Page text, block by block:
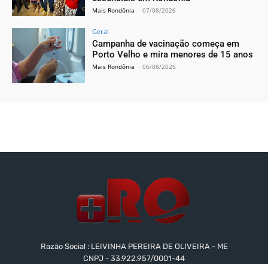
Mais Rondônia - 07/08/2026
Geral
Campanha de vacinação começa em
Porto Velho e mira menores de 15 anos
Mais Rondônia - 06/08/2026
Razão Social : LEIVINHA PEREIRA DE OLIVEIRA - ME
CNPJ - 33.922.957/0001-44